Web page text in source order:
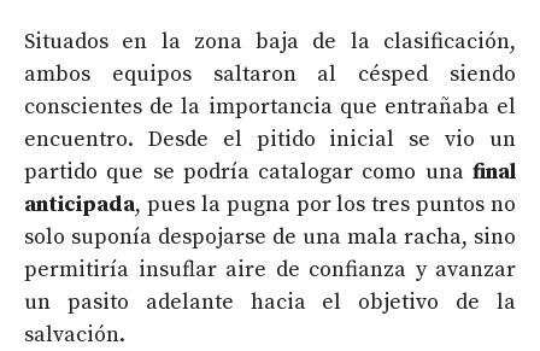
Situados en la zona baja de la clasificación,
ambos equipos saltaron al césped siendo
conscientes de la importancia que entrañaba el
encuentro. Desde el pitido inicial se vio un
partido que se podría catalogar como una final
anticipada, pues la pugna por los tres puntos no
solo suponía despojarse de una mala racha, sino
permitiría insuflar aire de confianza y avanzar
un pasito adelante hacia el objetivo de la
salvación.